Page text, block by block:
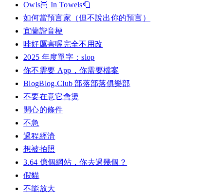
Owls🦉 In Towels🧻
如何當預言家（但不說出你的預言）
宜蘭諧音梗
哇好厲害喔完全不用改
2025 年度單字：slop
你不需要 App，你需要檔案
BlogBlog.Club 部落部落俱樂部
不要在意它會燙
開心的條件
不急
過程經濟
想被拍照
3.64 億個網站，你去過幾個？
假貓
不能放大